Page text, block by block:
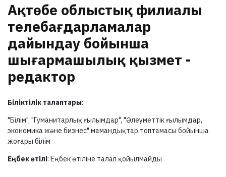
Ақтөбе облыстық филиалы
телебағдарламалар
дайындау бойынша
шығармашылық қызмет -
редактор
Біліктілік талаптары:
"Білім", "Гуманитарлық ғылымдар", "Әлеуметтік ғылымдар,
экономика және бизнес" мамандықтар топтамасы бойынша
жоғары білім
Еңбек өтілі: Еңбек өтіліне талап қойылмайды